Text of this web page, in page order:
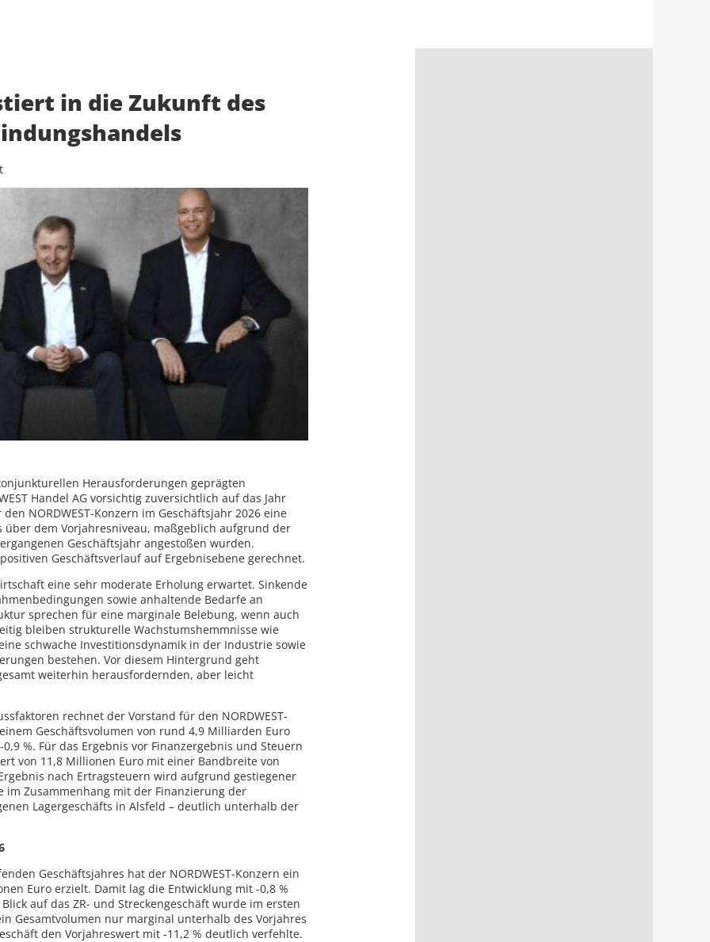
in die Zukunft des
Herausforderungen geprägten
Handel AG vorsichtig zuversichtlich auf das Jahr
NORDWEST-Konzern im Geschäftsjahr 2026 eine
über dem Vorjahresniveau, maßgeblich aufgrund der
Geschäftsjahr angestoßen wurden.
Geschäftsverlauf auf Ergebnisebene gerechnet.
eine sehr moderate Erholung erwartet. Sinkende
sowie anhaltende Bedarfe an
sprechen für eine marginale Belebung, wenn auch
bleiben strukturelle Wachstumshemmnisse wie
schwache Investitionsdynamik in der Industrie sowie
bestehen. Vor diesem Hintergrund geht
weiterhin herausfordernden, aber leicht
rechnet der Vorstand für den NORDWEST-
Geschäftsvolumen von rund 4,9 Milliarden Euro
%. Für das Ergebnis vor Finanzergebnis und Steuern
von 11,8 Millionen Euro mit einer Bandbreite von
nach Ertragsteuern wird aufgrund gestiegener
im Zusammenhang mit der Finanzierung der
Lagergeschäfts in Alsfeld – deutlich unterhalb der
Geschäftsjahres hat der NORDWEST-Konzern ein
Euro erzielt. Damit lag die Entwicklung mit -0,8 %
auf das ZR- und Streckengeschäft wurde im ersten
Gesamtvolumen nur marginal unterhalb des Vorjahres
den Vorjahreswert mit -11,2 % deutlich verfehlte.